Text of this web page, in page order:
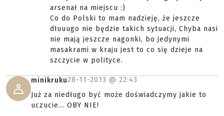
arsenał na miejscu :)
Co do Polski to mam nadzieję, że jeszcze
dłuuugo nie będzie takich sytuacji, Chyba nasi
nie mają jeszcze nagonki, bo jedynymi
masakrami w kraju jest to co się dzieje na
szczycie w polityce.
minikruku28-11-2013 @ 22:43
Już za niedługo być może doświadczymy jakie to
uczucie... OBY NIE!